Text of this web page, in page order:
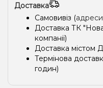
Доставка
Самовивіз (адреси
Доставка ТК
компанії)
Доставка містом
Термінова
годин)